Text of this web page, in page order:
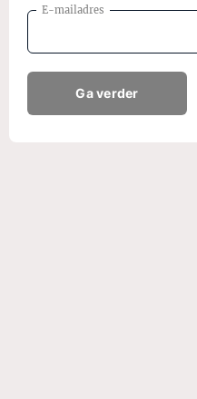
E-mailadres
Ga verder